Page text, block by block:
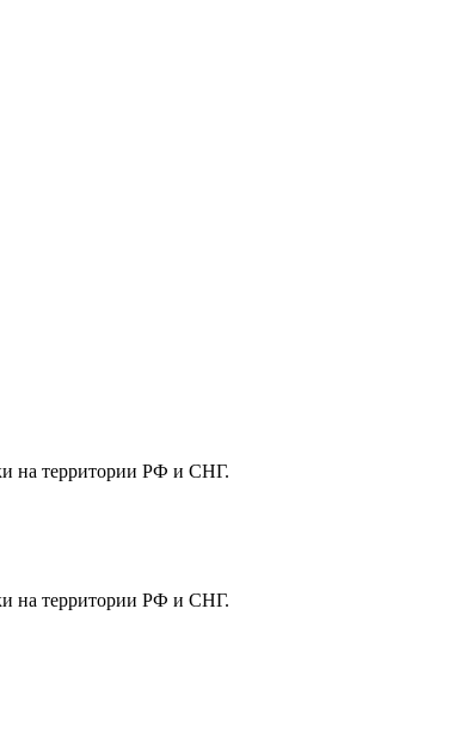
на территории РФ и СНГ.
на территории РФ и СНГ.